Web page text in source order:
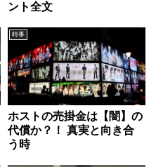
ント全文
時事
ホストの売掛金は【闇】の
代償か？！ 真実と向き合
う時